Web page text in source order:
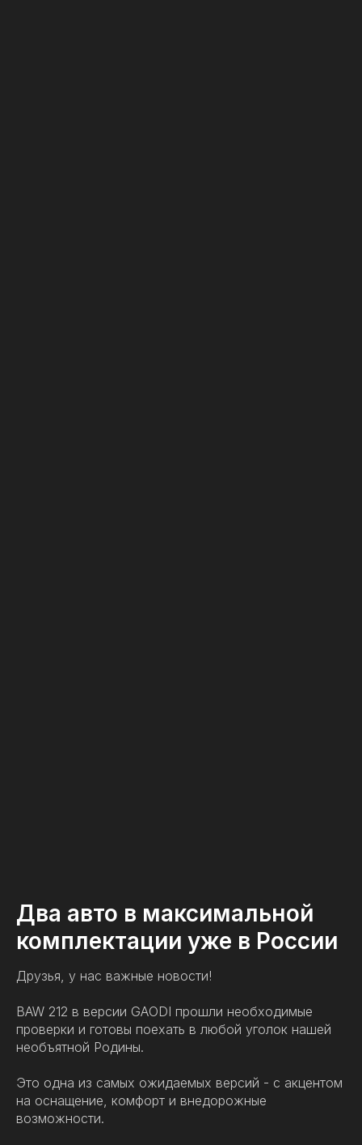
Два авто в максимальной
комплектации уже в России
Друзья, у нас важные новости!
BAW 212 в версии GAODI прошли необходимые
проверки и готовы поехать в любой уголок нашей
необъятной Родины.
Это одна из самых ожидаемых версий - с акцентом
на оснащение, комфорт и внедорожные
возможности.